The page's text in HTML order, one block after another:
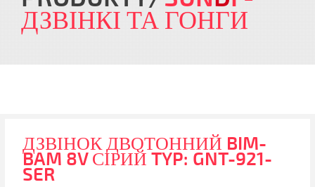
ДЗВІНКІ ТА ГОНГИ
ДЗВІНОК ДВОТОННИЙ BIM-
BAM 8V СІРИЙ TYP: GNT-921-
SER